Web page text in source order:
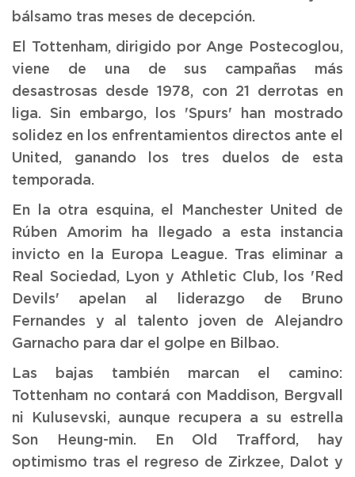
bálsamo tras meses de decepción.
El Tottenham, dirigido por Ange Postecoglou,
viene de una de sus campañas más
desastrosas desde 1978, con 21 derrotas en
liga. Sin embargo, los 'Spurs' han mostrado
solidez en los enfrentamientos directos ante el
United, ganando los tres duelos de esta
temporada.
En la otra esquina, el Manchester United de
Rúben Amorim ha llegado a esta instancia
invicto en la Europa League. Tras eliminar a
Real Sociedad, Lyon y Athletic Club, los 'Red
Devils' apelan al liderazgo de Bruno
Fernandes y al talento joven de Alejandro
Garnacho para dar el golpe en Bilbao.
Las bajas también marcan el camino:
Tottenham no contará con Maddison, Bergvall
ni Kulusevski, aunque recupera a su estrella
Son Heung-min. En Old Trafford, hay
optimismo tras el regreso de Zirkzee, Dalot y